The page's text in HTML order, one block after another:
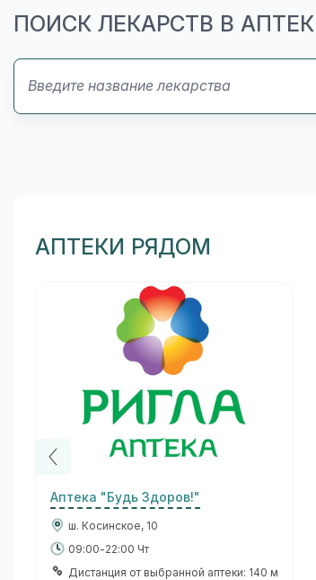
ПОИСК ЛЕКАРСТВ В
АПТЕКИ РЯДОМ
Аптека "Будь Здоров!"
ш. Косинское, 10
09:00-22:00 Чт
Дистанция от выбранной аптеки: 140 м